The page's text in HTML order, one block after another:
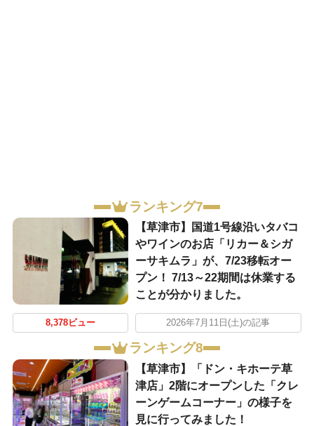
ランキング7
【草津市】国道1号線沿いタバコ
やワインのお店「リカー＆シガ
ーサキムラ」が、7/23移転オー
プン！ 7/13～22期間は休業する
ことが分かりました。
8,378ビュー 2026年7月11日(土)の記事
ランキング8
【草津市】「ドン・キホーテ草
津店」2階にオープンした「クレ
ーンゲームコーナー」の様子を
見に行ってみました！